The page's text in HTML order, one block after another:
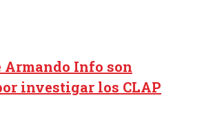
Armando Info son
investigar los CLAP